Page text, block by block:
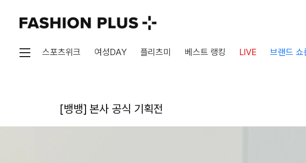
스포츠위크 여성DAY 플리츠미 베스트 랭킹 LIVE 브랜드 쇼
[뱅뱅] 본사 공식 기획전